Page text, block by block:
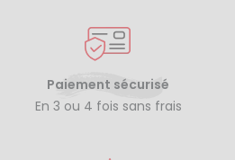
Paiement sécurisé
En 3 ou 4 fois sans frais